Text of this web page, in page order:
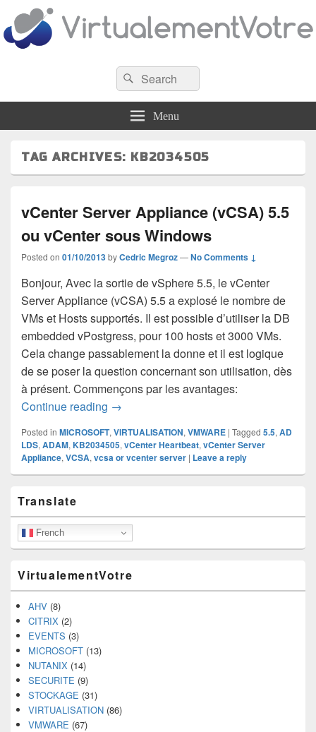
VirtualementVotre
Blog francophone sur la virtualisation
Search
for:
Search
Menu
TAG ARCHIVES: KB2034505
vCenter Server Appliance (vCSA) 5.5
ou vCenter sous Windows
Posted on 01/10/2013byCedric Megroz—No Comments ↓
Bonjour, Avec la sortie de vSphere 5.5, le vCenter
Server Appliance (vCSA) 5.5 a explosé le nombre de
VMs et Hosts supportés. Il est possible d’utiliser la DB
embedded vPostgress, pour 100 hosts et 3000 VMs.
Cela change passablement la donne et il est logique
de se poser la question concernant son utilisation, dès
à présent. Commençons par les avantages:
Continue reading vCenter Server Appliance (vCSA) 5.5
→
Posted in MICROSOFT, VIRTUALISATION, VMWARE | Tagged 5.5, AD
LDS, ADAM, KB2034505, vCenter Heartbeat, vCenter Server
Appliance, VCSA, vcsa or vcenter server | Leave a reply
Sidebar
Widget
Area
Translate
French
VirtualementVotre
AHV (8)
CITRIX (2)
EVENTS (3)
MICROSOFT (13)
NUTANIX (14)
SECURITE (9)
STOCKAGE (31)
VIRTUALISATION (86)
VMWARE (67)